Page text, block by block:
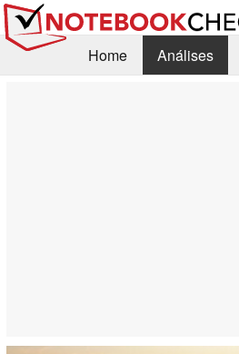
Home Análises